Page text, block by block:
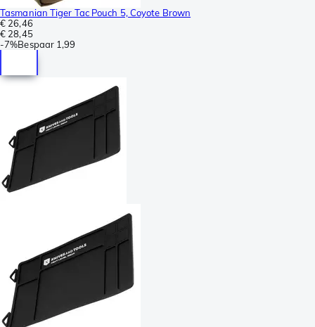
Tasmanian Tiger Tac Pouch 5, Coyote Brown
€ 26,46
€ 28,45
-7%Bespaar 1,99